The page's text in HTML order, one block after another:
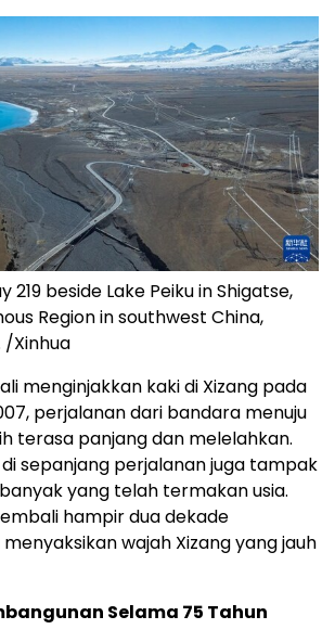
219 beside Lake Peiku in Shigatse,
Region in southwest China,
/Xinhua
menginjakkan kaki di Xizang pada
perjalanan dari bandara menuju
terasa panjang dan melelahkan.
sepanjang perjalanan juga tampak
yang telah termakan usia.
hampir dua dekade
menyaksikan wajah Xizang yang jauh
Selama 75 Tahun